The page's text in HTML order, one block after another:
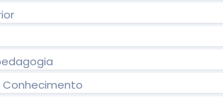
Conhecimento